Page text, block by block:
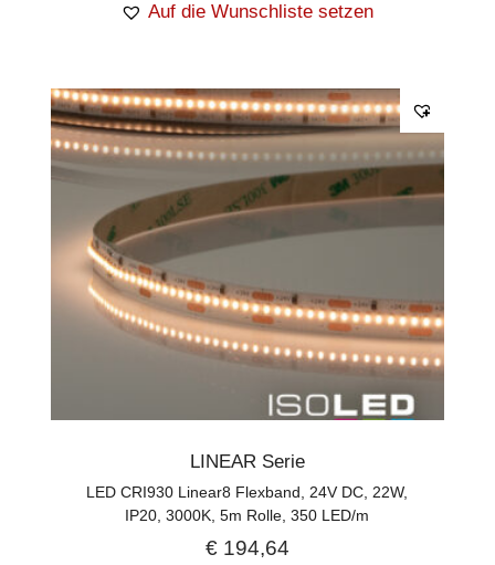
Auf die Wunschliste setzen
LINEAR Serie
LED CRI930 Linear8 Flexband, 24V DC, 22W,
IP20, 3000K, 5m Rolle, 350 LED/m
€194,64